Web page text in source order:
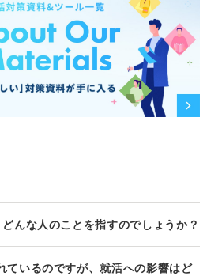
どんな人のことを指すのでしょうか？
ているのですが、就活への影響はど